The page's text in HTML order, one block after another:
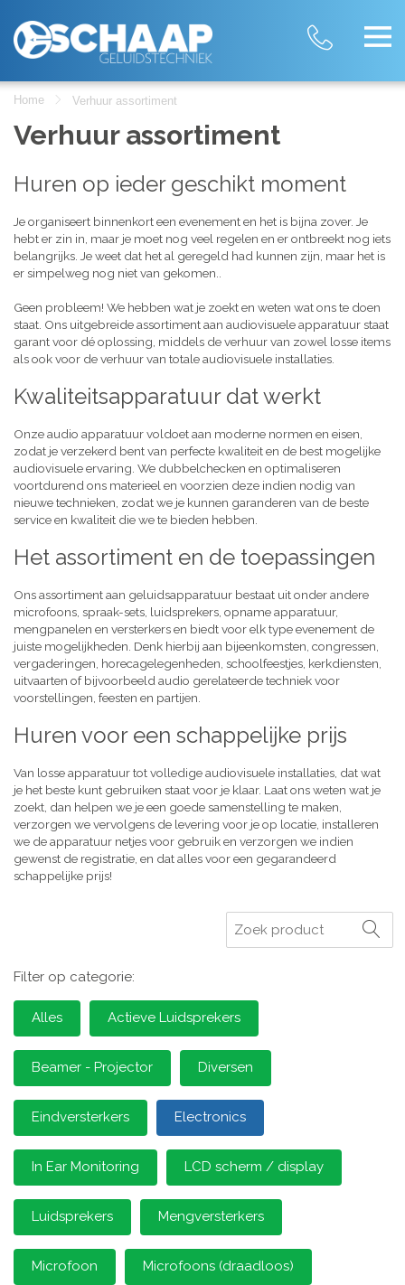
Home Verhuur assortiment
Verhuur assortiment
Huren op ieder geschikt moment
Je organiseert binnenkort een evenement en het is bijna zover. Je
hebt er zin in, maar je moet nog veel regelen en er ontbreekt nog iets
belangrijks. Je weet dat het al geregeld had kunnen zijn, maar het is
er simpelweg nog niet van gekomen..
Geen probleem! We hebben wat je zoekt en weten wat ons te doen
staat. Ons uitgebreide assortiment aan audiovisuele apparatuur staat
garant voor dé oplossing, middels de verhuur van zowel losse items
als ook voor de verhuur van totale audiovisuele installaties.
Kwaliteitsapparatuur dat werkt
Onze audio apparatuur voldoet aan moderne normen en eisen,
zodat je verzekerd bent van perfecte kwaliteit en de best mogelijke
audiovisuele ervaring. We dubbelchecken en optimaliseren
voortdurend ons materieel en voorzien deze indien nodig van
nieuwe technieken, zodat we je kunnen garanderen van de beste
service en kwaliteit die we te bieden hebben.
Het assortiment en de toepassingen
Ons assortiment aan geluidsapparatuur bestaat uit onder andere
microfoons, spraak-sets, luidsprekers, opname apparatuur,
mengpanelen en versterkers en biedt voor elk type evenement de
juiste mogelijkheden. Denk hierbij aan bijeenkomsten, congressen,
vergaderingen, horecagelegenheden, schoolfeestjes, kerkdiensten,
uitvaarten of bijvoorbeeld audio gerelateerde techniek voor
voorstellingen, feesten en partijen.
Huren voor een schappelijke prijs
Van losse apparatuur tot volledige audiovisuele installaties, dat wat
je het beste kunt gebruiken staat voor je klaar. Laat ons weten wat je
zoekt, dan helpen we je een goede samenstelling te maken,
verzorgen we vervolgens de levering voor je op locatie, installeren
we de apparatuur netjes voor gebruik en verzorgen we indien
gewenst de registratie, en dat alles voor een gegarandeerd
schappelijke prijs!
Zoeken
Filter op categorie:
Alles Actieve Luidsprekers
Beamer - Projector Diversen
Eindversterkers Electronics
In Ear Monitoring LCD scherm / display
Luidsprekers Mengversterkers
Microfoon Microfoons (draadloos)